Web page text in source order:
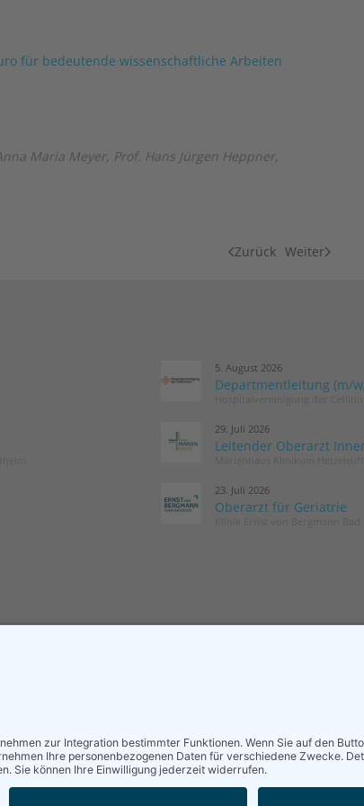
für bedeutende wissenschaftliche Arbeiten
Maria Meyer, Prof. Hans Jürgen Heppner,
Zurück Weiter
5. August 2026
Departmentleitung (m/
29. Juli 2026
Leitender Oberarzt
23. Juli 2026
Oberarzt für Geriatrie
in der DGG entdecken.
Antrag stellen
Postfach.
News